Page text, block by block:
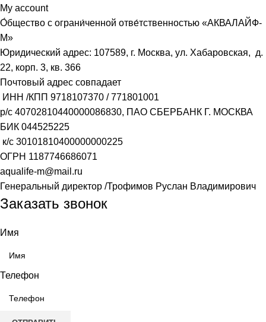
My account
О́бщество с ограни́ченной отве́тственностью «АКВАЛАЙФ-
М»
Юридический адрес: 107589, г. Москва, ул. Хабаровская, д.
22, корп. 3, кв. 366
Почтовый адрес совпадает
ИНН /КПП 9718107370 /771801001
р/с 40702810440000086830, ПАО СБЕРБАНК Г. МОСКВА
БИК 044525225
к/с 30101810400000000225
ОГРН 1187746686071
aqualife-m@mail.ru
Генеральный директор /Трофимов Руслан Владимирович
Заказать звонок
Имя
Телефон